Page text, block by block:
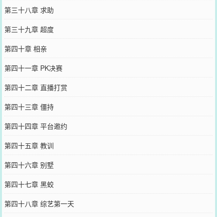
第三十八章 求助
第三十九章 超度
第四十章 相亲
第四十一章 PK决赛
第四十二章 直播打赏
第四十三章 僵持
第四十四章 平台邀约
第四十五章 教训
第四十六章 别墅
第四十七章 黑蛟
第四十八章 综艺第一天